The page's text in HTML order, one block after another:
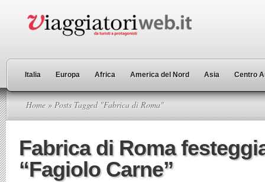
Italia Europa Africa America del Nord Asia Centro
Home » Posts Tagged "Fabrica di Roma"
Fabrica di Roma
“Fagiolo Carne”